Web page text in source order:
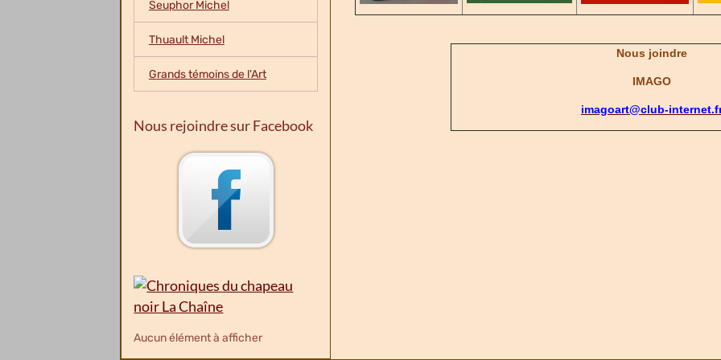
Nous joindre
IMAGO
imagoart@club-
Seuphor Michel
Thuault Michel
Grands témoins de l'Art
Nous rejoindre sur Facebook
Aucun élément à afficher